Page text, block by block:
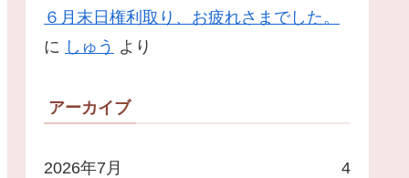
６月末日権利取り、お疲れさまでした。
に しゅう より
アーカイブ
2026年7月 4